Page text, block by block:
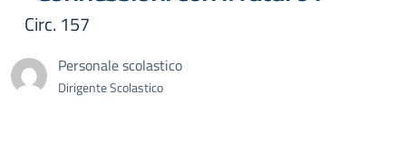
Circ. 157
Personale scolastico
Dirigente Scolastico